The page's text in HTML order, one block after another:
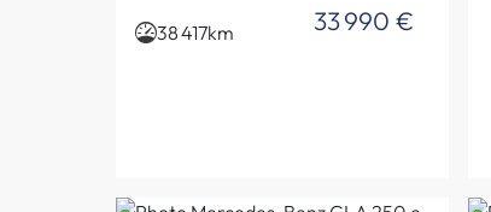
38 417km 33 990 €